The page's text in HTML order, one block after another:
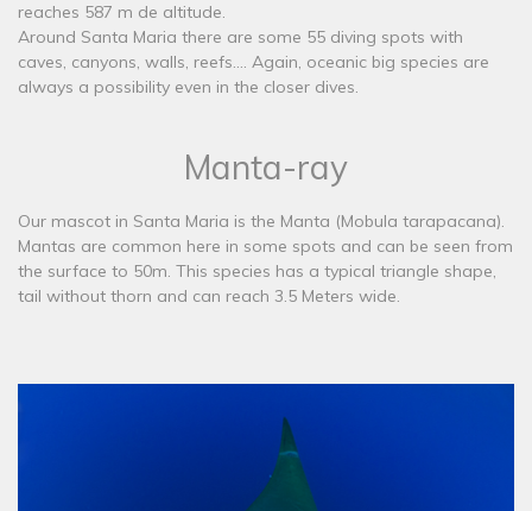
reaches 587 m de altitude.
Around Santa Maria there are some 55 diving spots with
caves, canyons, walls, reefs.... Again, oceanic big species are
always a possibility even in the closer dives.
Manta-ray
​Our mascot in Santa Maria is the Manta (Mobula tarapacana).
Mantas are common here in some spots and can be seen from
the surface to 50m. This species has a typical triangle shape,
tail without thorn and can reach 3.5 Meters wide.